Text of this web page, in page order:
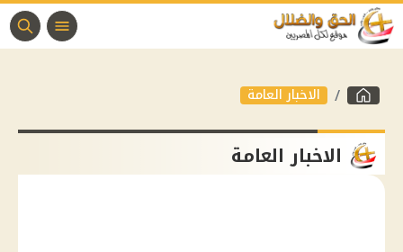
الاخبار العامة
الاخبار العامة